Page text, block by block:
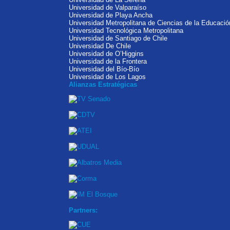
Universidad de Valparaíso
Universidad de Playa Ancha
Universidad Metropolitana de Ciencias de la
Universidad Tecnológica Metropolitana
Universidad de Santiago de Chile
Universidad De Chile
Universidad de O’Higgins
Universidad de la Frontera
Universidad del Bío-Bío
Universidad de Los Lagos
Alianzas Estratégicas
Partners: